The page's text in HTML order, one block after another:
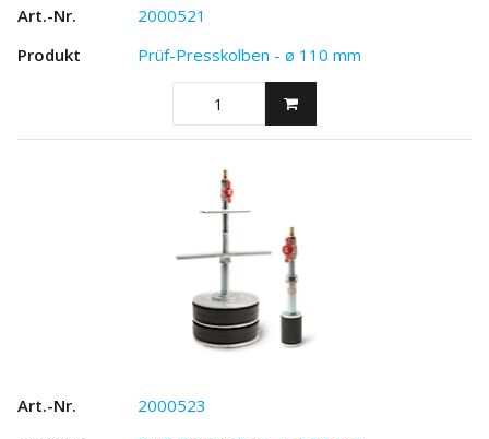
2000521
Prüf-Presskolben - ø 110 mm
2000523